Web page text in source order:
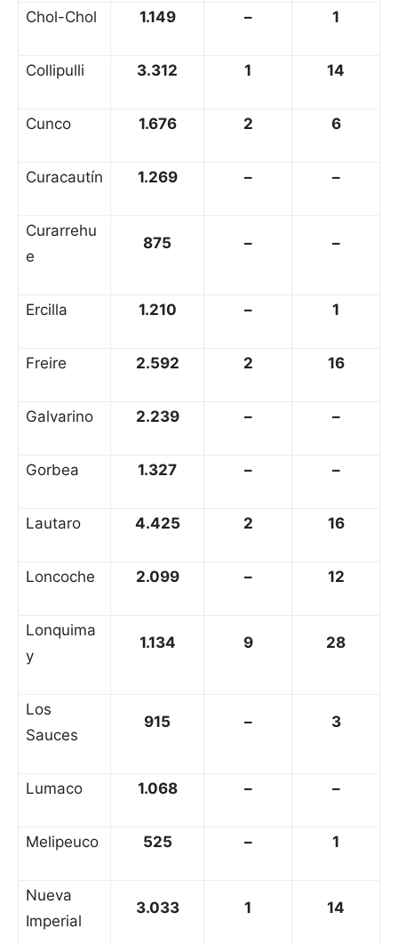
Chol-Chol 1.149 – 1
Collipulli 3.312 1 14
Cunco 1.676 2 6
Curacautín 1.269 – –
Curarrehu
e
875 – –
Ercilla 1.210 – 1
Freire 2.592 2 16
Galvarino 2.239 – –
Gorbea 1.327 – –
Lautaro 4.425 2 16
Loncoche 2.099 – 12
Lonquima
y
1.134 9 28
Los
Sauces
915 – 3
Lumaco 1.068 – –
Melipeuco 525 – 1
Nueva
Imperial
3.033 1 14